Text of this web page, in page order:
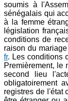
soumis à
sénégalais qui
à la femme
législation
conditions de
raison du
fr. Les conditions
Premièrement, le
second lieu
obligatoirement
registres de l'état